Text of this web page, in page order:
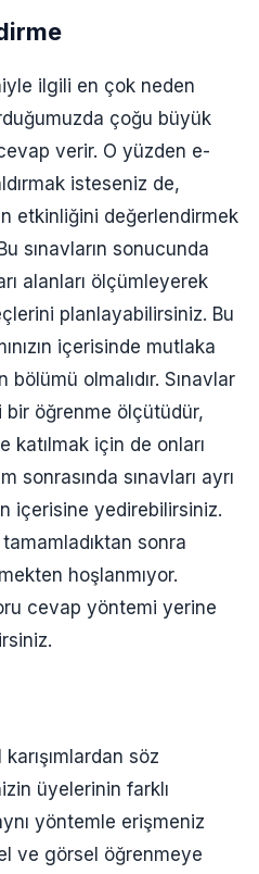
ilgili en çok neden
çoğu büyük
verir. O yüzden e-
isteseniz de,
etkinliğini değerlendirmek
sınavların sonucunda
alanları ölçümleyerek
planlayabilirsiniz. Bu
içerisinde mutlaka
bölümü olmalıdır. Sınavlar
bir öğrenme ölçütüdür,
katılmak için de onları
sonrasında sınavları ayrı
içerisine yedirebilirsiniz.
sonra
hoşlanmıyor.
cevap yöntemi yerine
söz
üyelerinin farklı
yöntemle erişmeniz
ve görsel öğrenmeye